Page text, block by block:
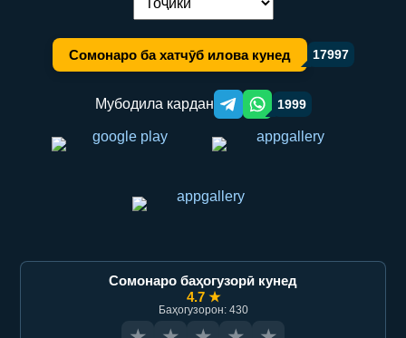
Иваз кардани забон:
Сомонаро ба хатчӯб илова кунед 17997
Мубодила кардан Telegram orqali ulashish
WhatsApp orqali ulashish
1999
Сомонаро баҳогузорӣ кунед
4.7 ★
Баҳогузорон: 430